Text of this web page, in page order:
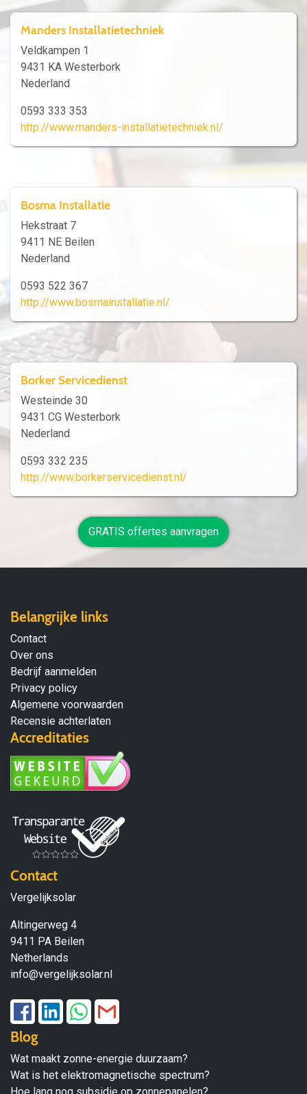
Manders Installatietechniek
Veldkampen 1
9431 KA Westerbork
Nederland
0593 333 353
http://www.manders-installatietechniek.nl/
Bosma Installatie
Hekstraat 7
9411 NE Beilen
Nederland
0593 522 367
http://www.bosmainstallatie.nl/
Borker Servicedienst
Westeinde 30
9431 CG Westerbork
Nederland
0593 332 235
http://www.borkerservicedienst.nl/
GRATIS offertes aanvragen
Belangrijke links
Contact
Over ons
Bedrijf aanmelden
Privacy policy
Algemene voorwaarden
Recensie achterlaten
Accreditaties
Contact
Vergelijksolar
Altingerweg 4
9411 PA Beilen
Netherlands
info@vergelijksolar.nl
Blog
Wat maakt zonne-energie duurzaam?
Wat is het elektromagnetische spectrum?